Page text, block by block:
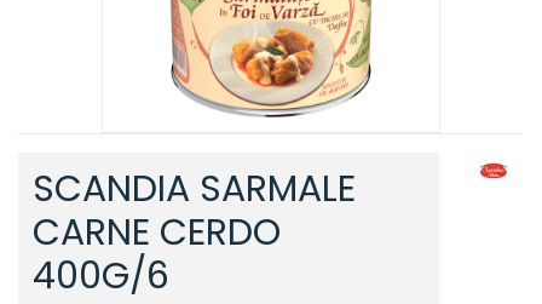
SCANDIA SARMALE
CARNE CERDO
400G/6